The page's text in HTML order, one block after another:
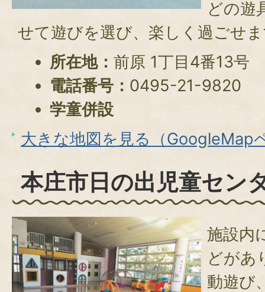
どの遊
せて遊びを選び、楽しく過ごせ
所在地：前原 1丁目4番13号
電話番号： 0495-21-9820
学童併設
大きな地図を見る（GoogleMap
本庄市日の出児童セン
施設内
どがあ
動遊び